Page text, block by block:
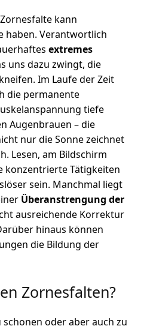
kann
haben. Verantwortlich
extremes
uns dazu zwingt, die
Im Laufe der Zeit
die permanente
tiefe
Augenbrauen – die
nur die Sonne zeichnet
Lesen, am Bildschirm
konzentrierte Tätigkeiten
sein. Manchmal liegt
Überanstrengung der
ausreichende Korrektur
hinaus können
die Bildung der
Zornesfalten?
oder aber auch zu